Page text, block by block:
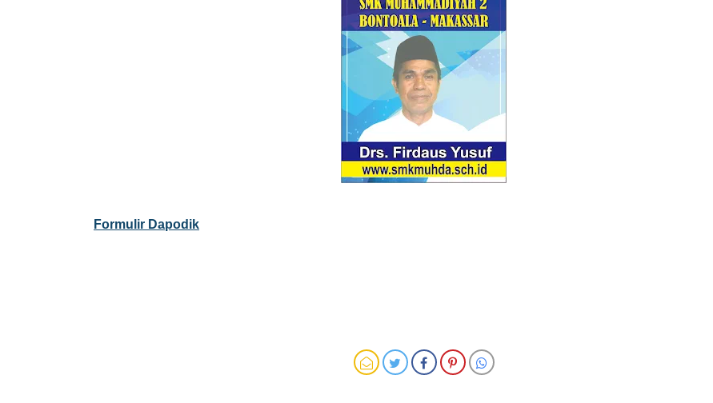
Formulir Dapodik